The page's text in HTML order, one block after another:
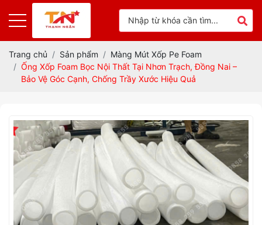
Trang chủ Sản phẩm
Màng Mút Xốp Pe Foam
Ống Xốp Foam Bọc Nội Thất Tại Nhơn Trạch, Đồng Nai –
Bảo Vệ Góc Cạnh, Chống Trầy Xước Hiệu Quả